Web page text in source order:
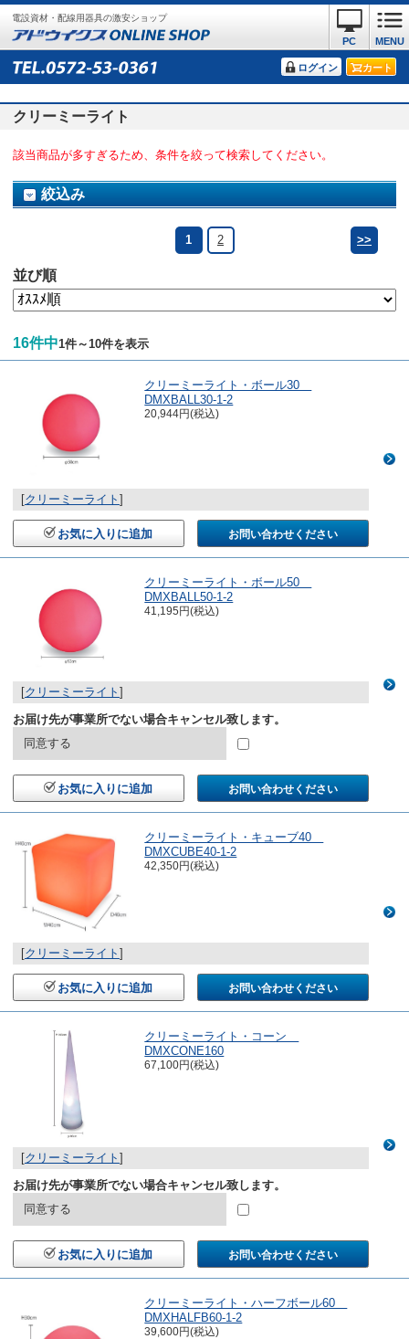
電設資材・配線用器具の激安ショップ
MENU
PC
ログイン カート
クリーミーライト
該当商品が多すぎるため、条件を絞って検索してください。
絞込み
1 2 >>
並び順
16件中1件～10件を表示
クリーミーライト・ボール30
DMXBALL30-1-2
20,944円(税込)
[クリーミーライト ]
お気に入りに追加 お問い合わせください
クリーミーライト・ボール50
DMXBALL50-1-2
41,195円(税込)
[クリーミーライト ]
お届け先が事業所でない場合キャンセル致します。
同意する
お気に入りに追加 お問い合わせください
クリーミーライト・キューブ40
DMXCUBE40-1-2
42,350円(税込)
[クリーミーライト ]
お気に入りに追加 お問い合わせください
クリーミーライト・コーン
DMXCONE160
67,100円(税込)
[クリーミーライト ]
お届け先が事業所でない場合キャンセル致します。
同意する
お気に入りに追加 お問い合わせください
クリーミーライト・ハーフボール60
DMXHALFB60-1-2
39,600円(税込)